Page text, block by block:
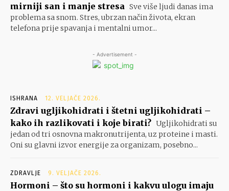
mirniji san i manje stresa Sve više ljudi danas ima
problema sa snom. Stres, ubrzan način života, ekran
telefona prije spavanja i mentalni umor...
- Advertisement -
ISHRANA 12. VELJAČE 2026.
Zdravi ugljikohidrati i štetni ugljikohidrati –
kako ih razlikovati i koje birati? Ugljikohidrati su
jedan od tri osnovna makronutrijenta, uz proteine i masti.
Oni su glavni izvor energije za organizam, posebno...
ZDRAVLJE 9. VELJAČE 2026.
Hormoni – što su hormoni i kakvu ulogu imaju